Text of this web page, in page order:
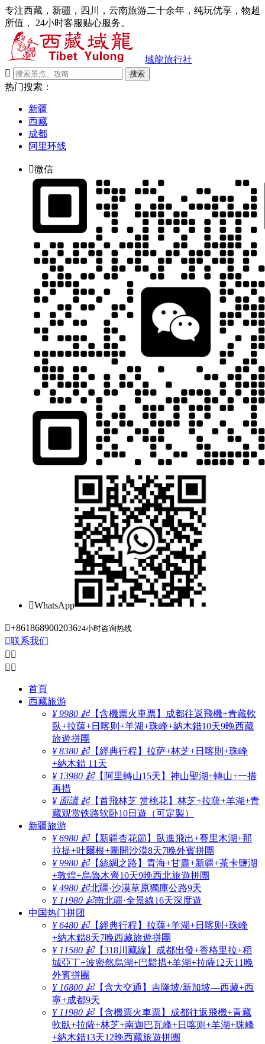
专注西藏，新疆，四川，云南旅游二十余年，纯玩优享，物超
所值， 24小时客服贴心服务。
域龍旅行社

搜索
热门搜索：
新疆
西藏
成都
阿里环线
微信
WhatsApp
+861868900203624小时咨询热线
联系我们
 
 
首頁
西藏旅游
¥ 9980 起【含機票火車票】成都往返飛機+青藏軟
臥+拉薩+日喀则+羊湖+珠峰+納木錯10天9晚西藏
旅遊拼團
¥ 8380 起【經典行程】拉萨+林芝+日喀則+珠峰
+納木錯 11天
¥ 13980 起【阿里轉山15天】神山聖湖+轉山+一措
再措
¥ 面議 起【首飛林芝 赏桃花】林芝+拉薩+羊湖+青
藏观赏铁路软卧10日遊（可定製）
新疆旅游
¥ 6980 起【新疆杏花節】臥進飛出+賽里木湖+那
拉提+吐爾根+圖開沙漠8天7晚外賓拼團
¥ 9980 起【絲綢之路】青海+甘肅+新疆+茶卡鹽湖
+敦煌+烏魯木齊10天9晚西北旅遊拼團
¥ 4980 起北疆·沙漠草原獨庫公路9天
¥ 11980 起南北疆·全景線16天深度遊
中国热门拼团
¥ 6480 起【經典行程】拉薩+羊湖+日喀则+珠峰
+納木錯8天7晚西藏旅遊拼團
¥ 11580 起【318川藏線】成都出發+香格里拉+稻
城亞丁+波密然烏湖+巴鬆措+羊湖+拉薩12天11晚
外賓拼團
¥ 16800 起【含大交通】吉隆坡/新加坡—西藏+西
寧+成都9天
¥ 11980 起【含機票火車票】成都往返飛機+青藏
軟臥+拉薩+林芝+南迦巴瓦峰+日喀则+羊湖+珠峰
+納木錯13天12晚西藏旅遊拼團